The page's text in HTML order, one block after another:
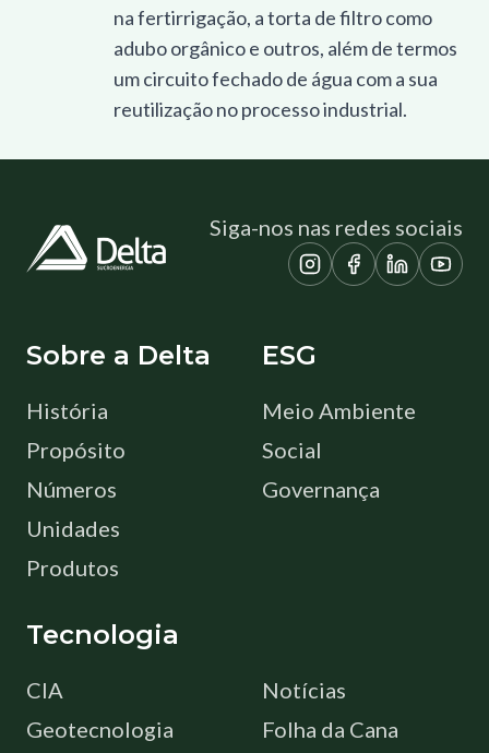
na fertirrigação, a torta de filtro como
adubo orgânico e outros, além de termos
um circuito fechado de água com a sua
reutilização no processo industrial.
Siga-nos nas redes sociais
Sobre a Delta
História
Propósito
Números
Unidades
Produtos
ESG
Meio Ambiente
Social
Governança
Tecnologia
CIA
Geotecnologia
Notícias
Folha da Cana